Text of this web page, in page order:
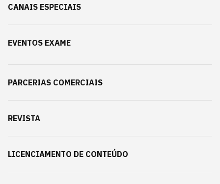
CANAIS ESPECIAIS
EVENTOS EXAME
PARCERIAS COMERCIAIS
REVISTA
LICENCIAMENTO DE CONTEÚDO